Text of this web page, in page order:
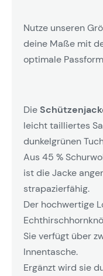
Nutze unseren
deine Maße mit
optimale
Die
leicht tailliertes
dunkelgrünen
Aus 45 %
ist die Jacke
strapazierfähig.
Der hochwertige
Sie verfügt über
Innentasche.
Ergänzt wird sie